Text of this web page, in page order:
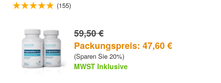
(155)
59,50 €
Packungspreis: 47,60 €
(Sparen Sie 20%)
MWST Inklusive